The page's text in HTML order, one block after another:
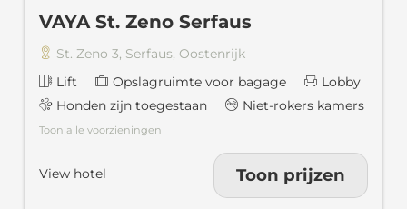
VAYA St. Zeno Serfaus
St. Zeno 3, Serfaus, Oostenrijk
Lift
Opslagruimte voor bagage
Lobby
Honden zijn toegestaan
Niet-rokers kamers
Toon alle voorzieningen
View hotel Toon prijzen